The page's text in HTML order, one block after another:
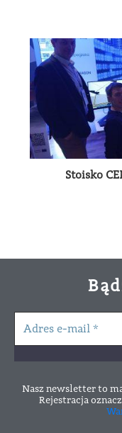
Stoisko
Nasz newsletter to
Rejestracja